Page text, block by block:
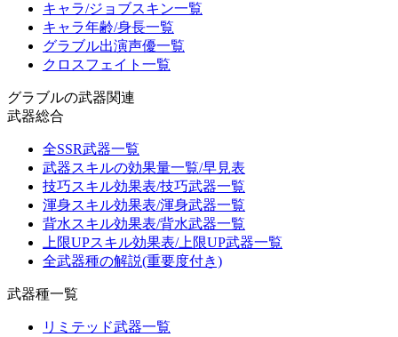
キャラ/ジョブスキン一覧
キャラ年齢/身長一覧
グラブル出演声優一覧
クロスフェイト一覧
グラブルの武器関連
武器総合
全SSR武器一覧
武器スキルの効果量一覧/早見表
技巧スキル効果表/技巧武器一覧
渾身スキル効果表/渾身武器一覧
背水スキル効果表/背水武器一覧
上限UPスキル効果表/上限UP武器一覧
全武器種の解説(重要度付き)
武器種一覧
リミテッド武器一覧